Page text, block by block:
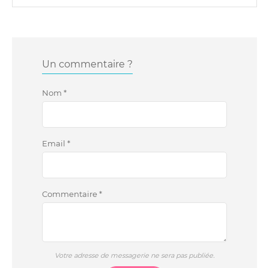
Un commentaire ?
Nom *
Email *
Commentaire*
Votre adresse de messagerie ne sera pas publiée.